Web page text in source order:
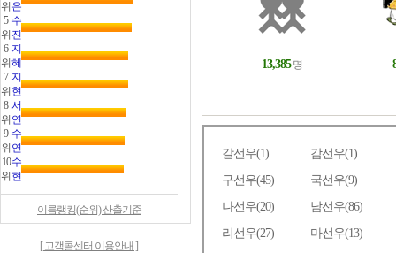
위 은
5
위
수
진
6
위
지
혜
7
위
지
현
8
위
서
연
9
위
수
연
10
위
수
현
이름랭킹(순위) 산출기준
[ 고객콜센터 이용안내 ]